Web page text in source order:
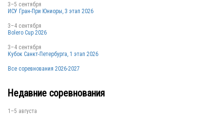
3–5 сентября
ИСУ Гран-При Юниоры, 3 этап 2026
3–4 сентября
Bolero Cup 2026
3–4 сентября
Кубок Санкт-Петербурга, 1 этап 2026
Все соревнования 2026-2027
Недавние соревнования
1–5 августа